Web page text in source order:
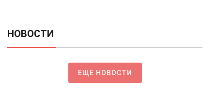
НОВОСТИ
ЕЩЕ НОВОСТИ